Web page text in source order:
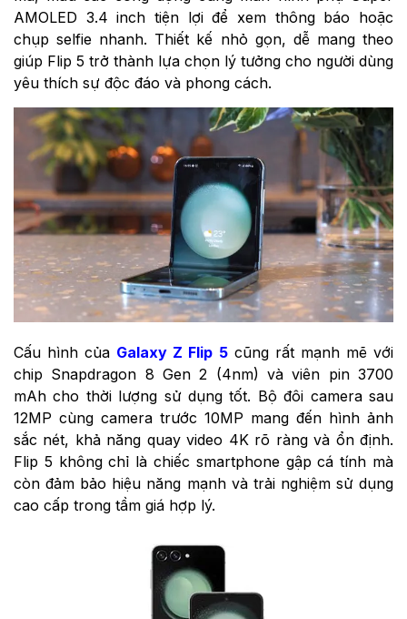
AMOLED 3.4 inch tiện lợi để xem thông báo hoặc
chụp selfie nhanh. Thiết kế nhỏ gọn, dễ mang theo
giúp Flip 5 trở thành lựa chọn lý tưởng cho người dùng
yêu thích sự độc đáo và phong cách.
Cấu hình của Galaxy Z Flip 5cũng rất mạnh mẽ với
chip Snapdragon 8 Gen 2 (4nm) và viên pin 3700
mAh cho thời lượng sử dụng tốt. Bộ đôi camera sau
12MP cùng camera trước 10MP mang đến hình ảnh
sắc nét, khả năng quay video 4K rõ ràng và ổn định.
Flip 5 không chỉ là chiếc smartphone gập cá tính mà
còn đảm bảo hiệu năng mạnh và trải nghiệm sử dụng
cao cấp trong tầm giá hợp lý.